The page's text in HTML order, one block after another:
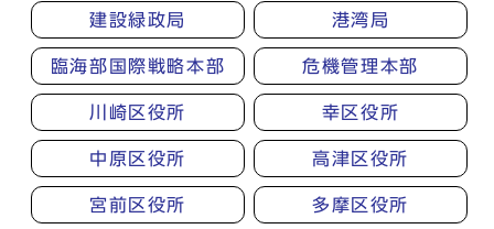
建設緑政局 港湾局
臨海部国際戦略本部 危機管理本部
川崎区役所 幸区役所
中原区役所 高津区役所
宮前区役所 多摩区役所